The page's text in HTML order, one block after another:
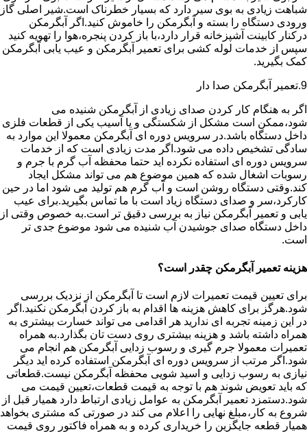
شباهت زیادی به بوی سیر دارد که بسیار خطرناک است.شیر اصلی گاز
ورودی دستگاه را بسته و آبگرمکن را خاموش کنید.اگر آبگرمکن
درکنار کابینت آشپزخانه قرار دارد،با باز کردن پنجره،هوا را تهویه کنید
سپس از خدمات لوله کشی برای تعمیر آبگرمکن و عیب یابی آبگرمکن
کمک بگیرید.
9.تعمیر آبگرمکن صدا دار
اگر به هنگام کار کردن صدای زیادی از آبگرمکن شنیده می
شود،ممکن است مشکل از شکستگی و یا آسیب یکی از قطعات فلزی
داخل دستگاه باشد.در سرویس دوره ای آبگرمکن معمولا این موارد به
سادگی تشخیص داده می شود.اگر مدت زیادی است که از خدمات
سرویس دوره ای استفاده نکرده اید حتما محفظه آب گرم با جرم و
رسوبات اشغال شده که همین موضوع هم می تواند مشکل ایجاد
کند.وقتی دستگاه روشن است و آب گرم هم تولید می شود اما در حین
کارکرد،سر و صدای دستگاه زیاد است با ما تماس بگیرید.برای عیب
یابی و تعمیر آبگرمکن نیاز به بررسی دقیق تر است.به خصوص وقتی از
داخل دستگاه صدای جوشیدن آب شنیده می شود موضوع جدی تر
است.
هزینه تعمیر آبگرمکن چقدر است؟
برای تعیین قیمت تعمیرات لازم است تا آبگرمکن از نزدیک بررسی
شود.هرگز برای کاهش هزینه ها اقدام به باز کردن آبگرمکن نکنید.اگر
در این زمینه تجربه ای ندارید هر اقدامی می تواند خسارت بیشتری به
همراه داشته باشد و هزینه بیشتری روی دست تان بگذارد.به همراه
تعمیرات معمولا جرم گیری و رسوب زدایی آبگرمکن هم انجام می
شود.اگر مرتب از سرویس دوره ای آبگرمکن استفاده کرده اید دیگر
نیازی به رسوب زدایی و اسید شویی محفظه آبگرمکن نیست.قطعاتی
که باید تعویض شوند هم با توجه به قیمت قطعات،تعیین قیمت می
شود.دستمزد تعمیر آبگرمکن به عوامل زیادی ارتباط دارد همیار قبل از
شروع به کار،مبلغ نهایی را اعلام می کند در صورتی که مشتری بخواهد
همیار قطعه جایگزین را خریداری کرده و به همراه فاکتور روی قیمت